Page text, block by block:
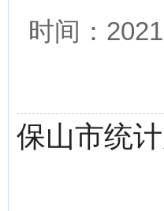
时间：
保山市统